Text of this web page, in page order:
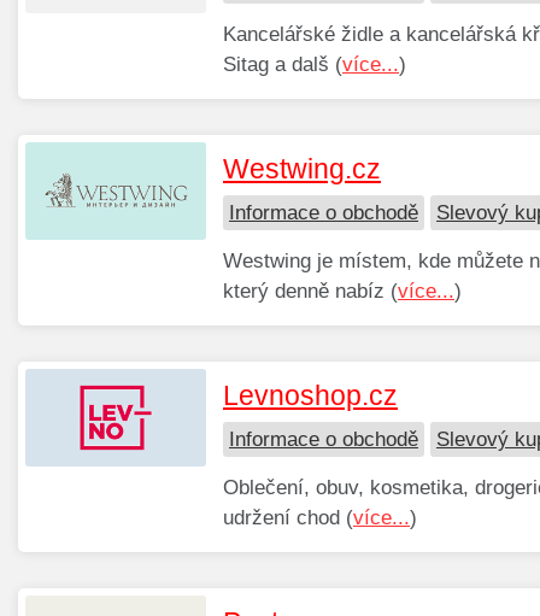
Kancelářské židle a kancelářská
Sitag a dalš (více...)
Westwing.cz
Informace o obchodě Slevový
Westwing je místem, kde můžete
který denně nabíz (více...)
Levnoshop.cz
Informace o obchodě Slevový
Oblečení, obuv, kosmetika,
udržení chod (více...)